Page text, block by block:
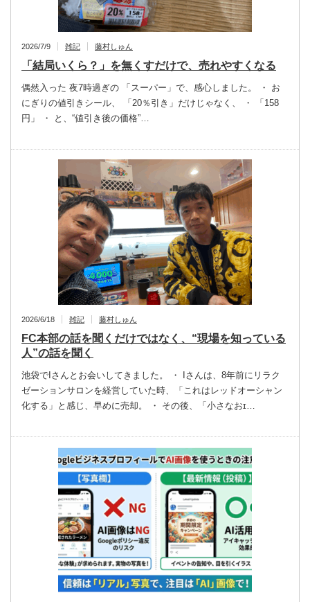
2026/7/9 雑記 藤村しゅん
「結局いくら？」を無くすだけで、売れやすくなる
偶然入った 夜7時過ぎの 「スーパー」で、感心しました。 ・ お
にぎりの値引きシール、 「20％引き」だけじゃなく、 ・ 「158
円」 ・ と、“値引き後の価格”…
2026/6/18 雑記 藤村しゅん
FC本部の話を聞くだけではなく、“現場を知っている
人”の話を聞く
池袋でIさんとお会いしてきました。 ・ Iさんは、8年前にリラク
ゼーションサロンを経営していた時、「これはレッドオーシャン
化する」と感じ、早めに売却。 ・ その後、「小さなおɪ…